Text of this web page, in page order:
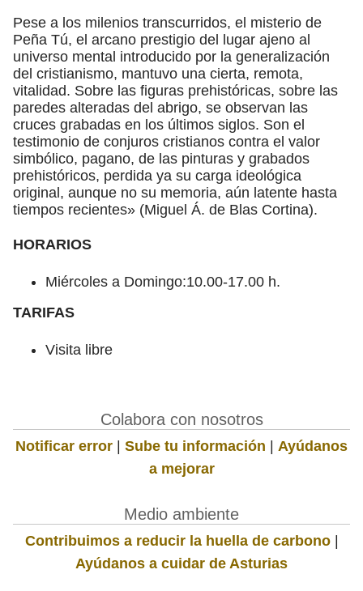
Pese a los milenios transcurridos, el misterio de
Peña Tú, el arcano prestigio del lugar ajeno al
universo mental introducido por la generalización
del cristianismo, mantuvo una cierta, remota,
vitalidad. Sobre las figuras prehistóricas, sobre las
paredes alteradas del abrigo, se observan las
cruces grabadas en los últimos siglos. Son el
testimonio de conjuros cristianos contra el valor
simbólico, pagano, de las pinturas y grabados
prehistóricos, perdida ya su carga ideológica
original, aunque no su memoria, aún latente hasta
tiempos recientes» (Miguel Á. de Blas Cortina).
HORARIOS
Miércoles a Domingo:10.00-17.00 h.
TARIFAS
Visita libre
Colabora con nosotros
Notificar error | Sube tu información | Ayúdanos
a mejorar
Medio ambiente
Contribuimos a reducir la huella de carbono|
Ayúdanos a cuidar de Asturias